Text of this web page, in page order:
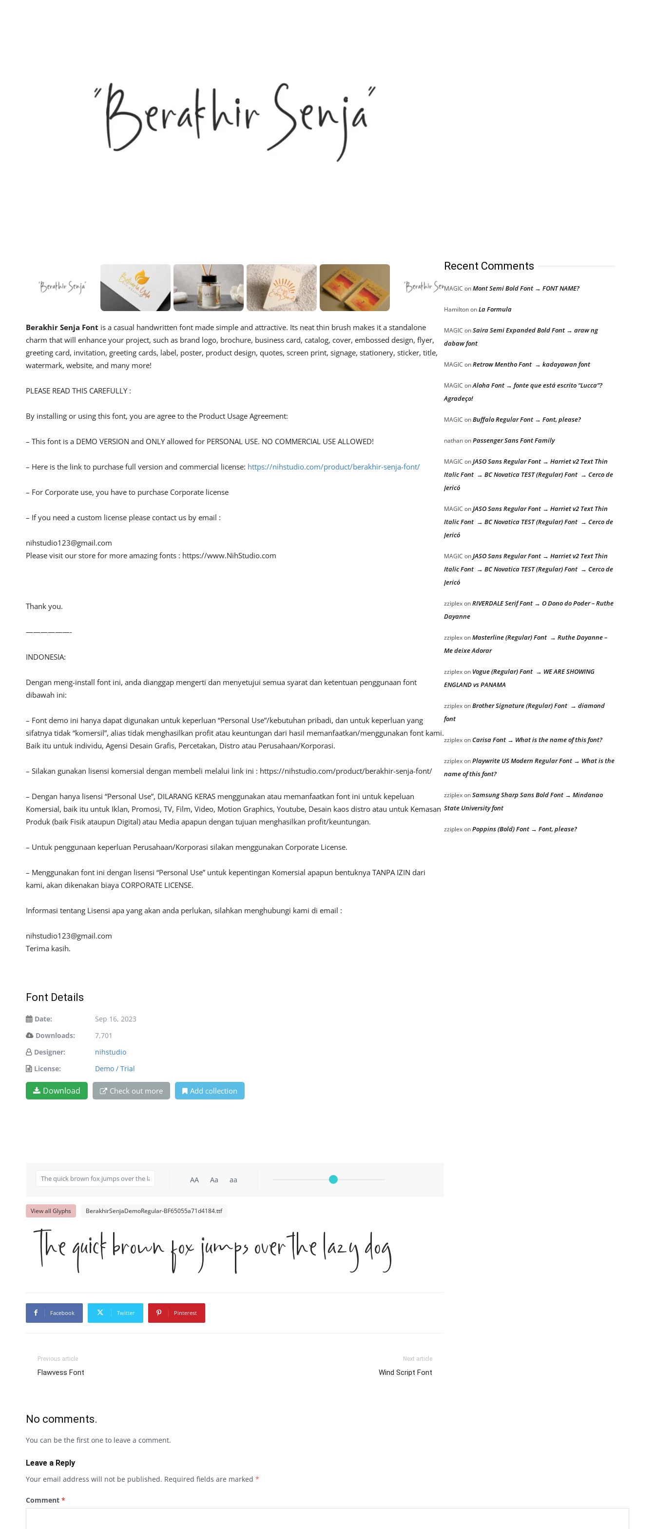
Berakhir Senja Font is a casual handwritten font made simple and attractive. Its neat thin brush makes it a standalone
charm that will enhance your project, such as brand logo, brochure, business card, catalog, cover, embossed design, flyer,
greeting card, invitation, greeting cards, label, poster, product design, quotes, screen print, signage, stationery, sticker, title,
watermark, website, and many more!
PLEASE READ THIS CAREFULLY :
By installing or using this font, you are agree to the Product Usage Agreement:
– This font is a DEMO VERSION and ONLY allowed for PERSONAL USE. NO COMMERCIAL USE ALLOWED!
– Here is the link to purchase full version and commercial license: https://nihstudio.com/product/berakhir-senja-font/
– For Corporate use, you have to purchase Corporate license
– If you need a custom license please contact us by email :
nihstudio123@gmail.com
Please visit our store for more amazing fonts : https://www.NihStudio.com
Thank you.
——————-
INDONESIA:
Dengan meng-install font ini, anda dianggap mengerti dan menyetujui semua syarat dan ketentuan penggunaan font
dibawah ini:
– Font demo ini hanya dapat digunakan untuk keperluan “Personal Use”/kebutuhan pribadi, dan untuk keperluan yang
sifatnya tidak “komersil”, alias tidak menghasilkan profit atau keuntungan dari hasil memanfaatkan/menggunakan font kami.
Baik itu untuk individu, Agensi Desain Grafis, Percetakan, Distro atau Perusahaan/Korporasi.
– Silakan gunakan lisensi komersial dengan membeli melalui link ini : https://nihstudio.com/product/berakhir-senja-font/
– Dengan hanya lisensi “Personal Use”, DILARANG KERAS menggunakan atau memanfaatkan font ini untuk kepeluan
Komersial, baik itu untuk Iklan, Promosi, TV, Film, Video, Motion Graphics, Youtube, Desain kaos distro atau untuk Kemasan
Produk (baik Fisik ataupun Digital) atau Media apapun dengan tujuan menghasilkan profit/keuntungan.
– Untuk penggunaan keperluan Perusahaan/Korporasi silakan menggunakan Corporate License.
– Menggunakan font ini dengan lisensi “Personal Use” untuk kepentingan Komersial apapun bentuknya TANPA IZIN dari
kami, akan dikenakan biaya CORPORATE LICENSE.
Informasi tentang Lisensi apa yang akan anda perlukan, silahkan menghubungi kami di email :
nihstudio123@gmail.com
Terima kasih.
Font Details
Date:
Sep 16, 2023
Downloads:
7,701
Designer:
nihstudio
License:
Demo / Trial
Download Check out more Add collection
AA Aa aa
View all Glyphs BerakhirSenjaDemoRegular-BF65055a71d4184.ttf
The quick brown fox jumps over the lazy dog
Facebook Twitter Pinterest
Previous article
Flawvess Font
Next article
Wind Script Font
Recent Comments
MAGIC onMont Semi Bold Font → FONT NAME?
HamiltononLa Formula
MAGIC onSaira Semi Expanded Bold Font → araw ng
dabaw font
MAGIC onRetrow Mentho Font → kadayawan font
MAGIC onAloha Font → fonte que está escrito “Lucca”?
Agradeço!
MAGIC onBuffalo Regular Font → Font, please?
nathanonPassenger Sans Font Family
MAGIC onJASO Sans Regular Font → Harriet v2 Text Thin
Italic Font → BC Novatica TEST (Regular) Font → Cerco de
Jericó
MAGIC onJASO Sans Regular Font → Harriet v2 Text Thin
Italic Font → BC Novatica TEST (Regular) Font → Cerco de
Jericó
MAGIC onJASO Sans Regular Font → Harriet v2 Text Thin
Italic Font → BC Novatica TEST (Regular) Font → Cerco de
Jericó
zziplexonRIVERDALE Serif Font → O Dono do Poder – Ruthe
Dayanne
zziplexonMasterline (Regular) Font → Ruthe Dayanne –
Me deixe Adorar
zziplexon Vogue (Regular) Font → WE ARE SHOWING
ENGLAND vs PANAMA
zziplexonBrother Signature (Regular) Font → diamond
font
zziplexonCarisa Font → What is the name of this font?
zziplexonPlaywrite US Modern Regular Font → What is the
name of this font?
zziplexonSamsung Sharp Sans Bold Font → Mindanao
State University font
zziplexonPoppins (Bold) Font → Font, please?
No comments.
You can be the first one to leave a comment.
Leave a Reply
Your email address will not be published. Required fields are marked *
Comment *